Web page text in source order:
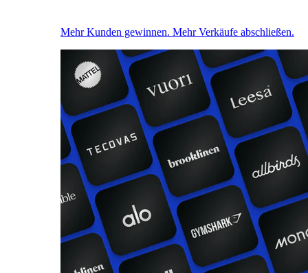
Mehr Kunden gewinnen. Mehr Verkäufe abschließen.